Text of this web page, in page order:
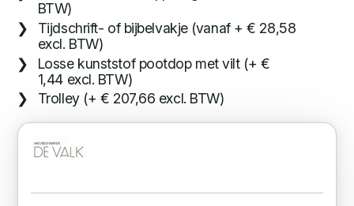
BTW)
Tijdschrift- of bijbelvakje (vanaf + € 28,58
excl. BTW)
Losse kunststof pootdop met vilt (+ €
1,44 excl. BTW)
Trolley (+ € 207,66 excl. BTW)